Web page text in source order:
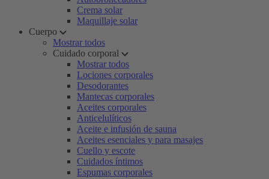
Crema solar
Maquillaje solar
Cuerpo
Mostrar todos
Cuidado corporal
Mostrar todos
Lociones corporales
Desodorantes
Mantecas corporales
Aceites corporales
Anticelulíticos
Aceite e infusión de sauna
Aceites esenciales y para masajes
Cuello y escote
Cuidados íntimos
Espumas corporales